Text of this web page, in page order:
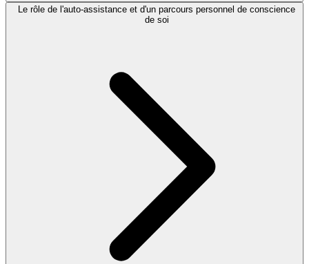
Le rôle de l'auto-assistance et d'un parcours personnel de conscience
de soi